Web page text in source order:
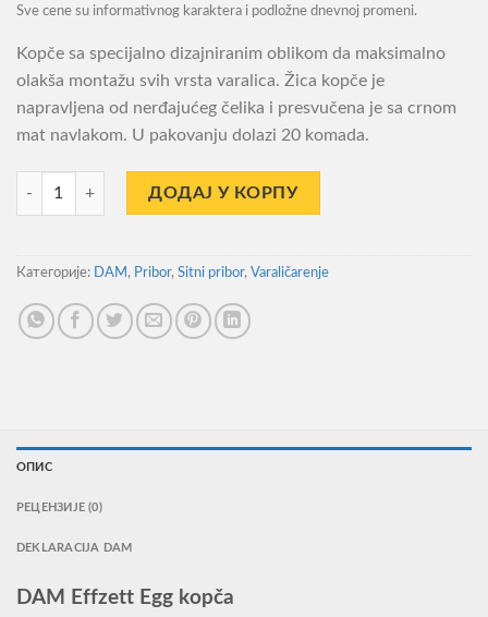
Sve cene su informativnog karaktera i podložne dnevnoj promeni.
Kopče sa specijalno dizajniranim oblikom da maksimalno
olakša montažu svih vrsta varalica. Žica kopče je
napravljena od nerđajućeg čelika i presvučena je sa crnom
mat navlakom. U pakovanju dolazi 20 komada.
Kopča Dam Effzett Egg S 20kom. 20kg количина
ДОДАЈ У КОРПУ
Категорије: DAM , Pribor, Sitni pribor, Varaličarenje
ОПИС
РЕЦЕНЗИЈЕ (0)
DEKLARACIJA DAM
DAM Effzett Egg kopča